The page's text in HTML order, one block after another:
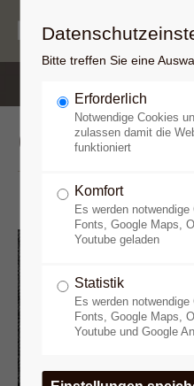
Clark Hull
Bitte treffen Sie eine
Erforderlich
Notwendige Cookies
zulassen damit die
funktioniert
Komfort
Es werden
Fonts, Google Maps,
Youtube geladen
Statistik
Es werden
Fonts, Google Maps,
Youtube und Google